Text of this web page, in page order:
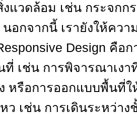
แวดล้อม เช่น กระจกก
นอกจากนี้ เรายังให้คว
Design คือก
เช่น การพิจารณาเงา
หรือการออกแบบพื้นที่ใ
ว เช่น การเดินระหว่า